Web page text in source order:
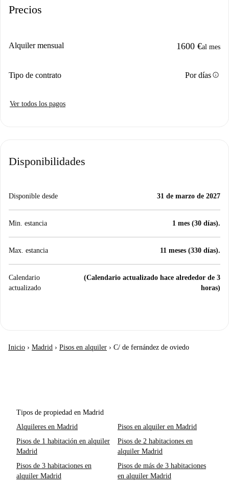
Precios
Alquiler mensual 1600 €al mes
Tipo de contrato Por díasinfo
Ver todos los pagos
Disponibilidades
Disponible desde 31 de marzo de 2027
Min. estancia 1 mes (30 días).
Max. estancia 11 meses (330 días).
Calendario
actualizado
(Calendario actualizado hace alrededor de 3
horas)
Inicio › Madrid › Pisos en alquiler › C/ de fernández de oviedo
Tipos de propiedad en Madrid
Alquileres en Madrid
Pisos en alquiler en Madrid
Pisos de 1 habitación en alquiler
Madrid
Pisos de 2 habitaciones en
alquiler Madrid
Pisos de 3 habitaciones en
alquiler Madrid
Pisos de más de 3 habitaciones
en alquiler Madrid